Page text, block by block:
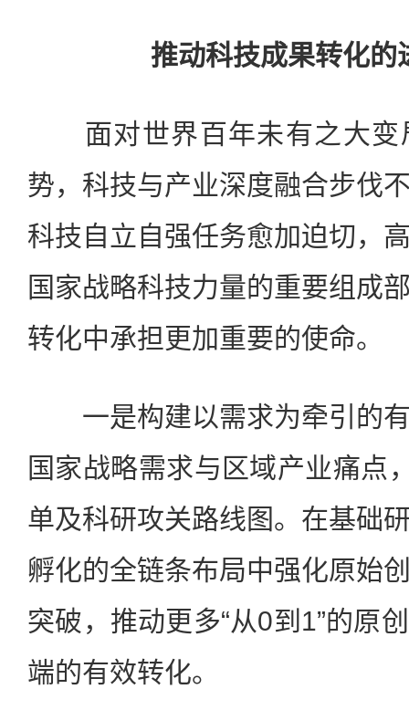
推动科技成果转化的
面对世界百年未有之大变
势，科技与产业深度融合步伐
科技自立自强任务愈加迫切，
国家战略科技力量的重要组成
转化中承担更加重要的使命。
一是构建以需求为牵引的有
国家战略需求与区域产业痛点
单及科研攻关路线图。在基础
孵化的全链条布局中强化原始
突破，推动更多“从0到1”的原
端的有效转化。